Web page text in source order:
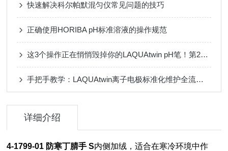
快速解决科尔帕默混匀仪常见问题的技巧
正确使用HORIBA pH标准溶液的操作规范
这3个操作正在悄悄毁掉你的LAQUAtwin pH笔！第2个90%的人都在做
手把手教学：LAQUAtwin离子电极标准化维护全流程指南
详细介绍
4-1799-01 防寒丁腈手 S内侧加绒，适合在寒冷环境中作